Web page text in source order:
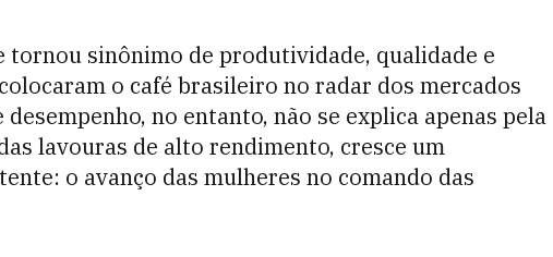
tornou sinônimo de produtividade, qualidade e
o café brasileiro no radar dos mercados
no entanto, não se explica apenas pela
lavouras de alto rendimento, cresce um
o avanço das mulheres no comando das